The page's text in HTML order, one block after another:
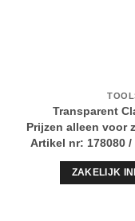
Transparent
Prijzen alleen voor
Artikel nr: 178080 /
ZAKELIJK